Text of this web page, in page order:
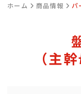
ホーム 商品情報 パ
（主